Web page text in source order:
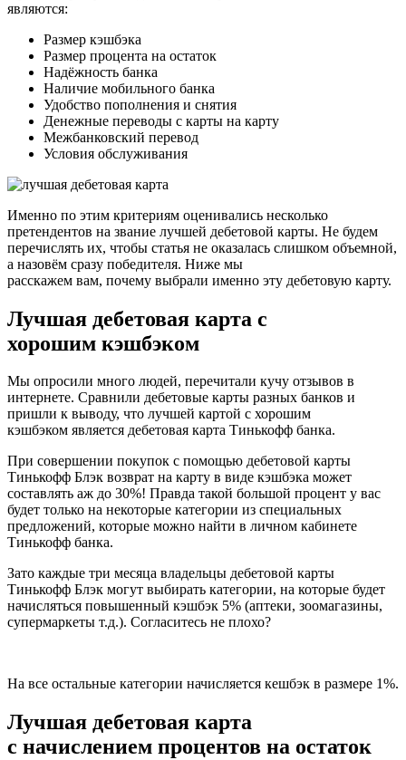
являются:
Размер кэшбэка
Размер процента на остаток
Надёжность банка
Наличие мобильного банка
Удобство пополнения и снятия
Денежные переводы с карты на карту
Межбанковский перевод
Условия обслуживания
Именно по этим критериям оценивались несколько
претендентов на звание лучшей дебетовой карты. Не будем
перечислять их, чтобы статья не оказалась слишком объемной,
а назовём сразу победителя. Ниже мы
расскажем вам, почему выбрали именно эту дебетовую карту.
Лучшая дебетовая карта с
хорошим кэшбэком
Мы опросили много людей, перечитали кучу отзывов в
интернете. Сравнили дебетовые карты разных банков и
пришли к выводу, что лучшей картой с хорошим
кэшбэком является дебетовая карта Тинькофф банка.
При совершении покупок с помощью дебетовой карты
Тинькофф Блэк возврат на карту в виде кэшбэка может
составлять аж до 30%! Правда такой большой процент у вас
будет только на некоторые категории из специальных
предложений, которые можно найти в личном кабинете
Тинькофф банка.
Зато каждые три месяца владельцы дебетовой карты
Тинькофф Блэк могут выбирать категории, на которые будет
начисляться повышенный кэшбэк 5% (аптеки, зоомагазины,
супермаркеты т.д.). Согласитесь не плохо?
На все остальные категории начисляется кешбэк в размере 1%.
Лучшая дебетовая карта
с начислением процентов на остаток